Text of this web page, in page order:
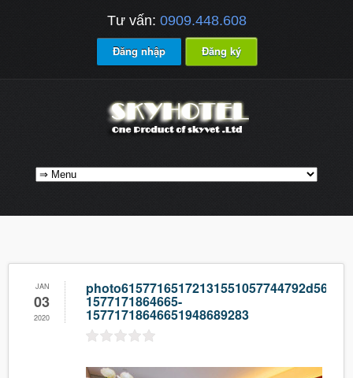
Tư vấn: 0909.448.608
Đăng nhập Đăng ký
JAN
03
2020
1577171864665-
15771718646651948689283